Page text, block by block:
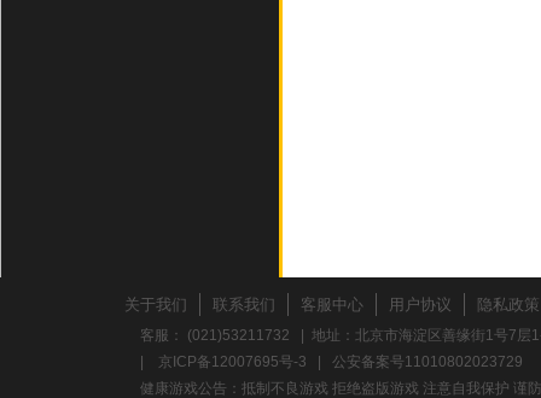
关于我们 联系我们 客服中心 用户协议 隐私政策
客服： (021)53211732 | 地址：北京市海淀区善缘街1号7
京ICP备12007695号-3
公安备案号11010802023729
健康游戏公告：抵制不良游戏 拒绝盗版游戏 注意自我保护 谨